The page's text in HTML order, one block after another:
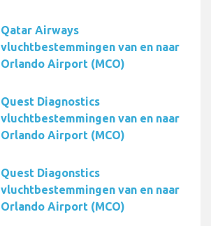
Qatar Airways
vluchtbestemmingen van en naar
Orlando Airport (MCO)
Quest Diagnostics
vluchtbestemmingen van en naar
Orlando Airport (MCO)
Quest Diagonstics
vluchtbestemmingen van en naar
Orlando Airport (MCO)